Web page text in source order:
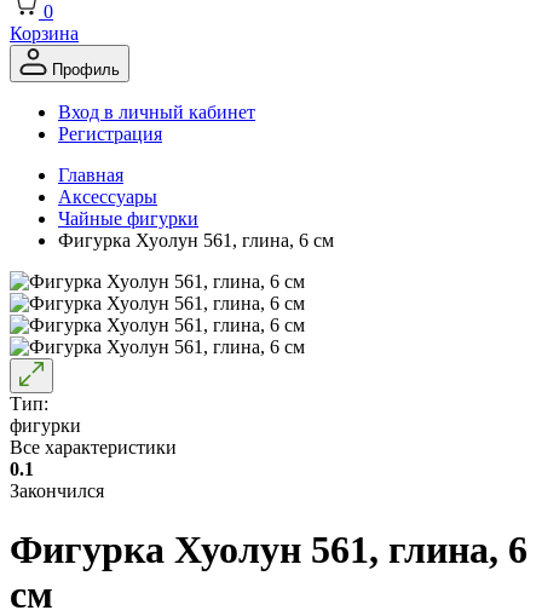
0
Корзина
Профиль
Вход в личный кабинет
Регистрация
Главная
Аксессуары
Чайные фигурки
Фигурка Хуолун 561, глина, 6 см
Тип:
фигурки
Все характеристики
0.1
Закончился
Фигурка Хуолун 561, глина, 6
см